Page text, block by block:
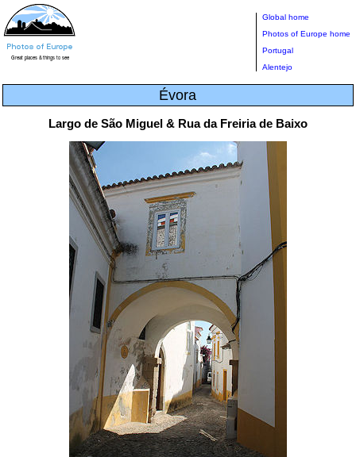
Global home
Photos of Europe home
Portugal
Alentejo
Évora
Largo de São Miguel & Rua da Freiria de Baixo